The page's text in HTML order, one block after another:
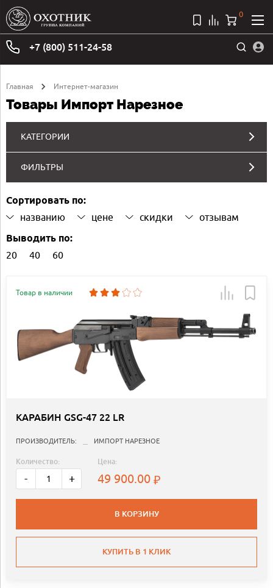
+7 (800) 511-24-58
0
Главная Интернет-магазин
Товары Импорт Нарезное
КАТЕГОРИИ
ФИЛЬТРЫ
Сортировать по:
названию цене скидки отзывам
Выводить по:
20 40 60
Товар в наличии
КАРАБИН GSG-47 22 LR
ПРОИЗВОДИТЕЛЬ: ИМПОРТ НАРЕЗНОЕ
Количество:
- +
Цена:
49 900.00
В КОРЗИНУ
КУПИТЬ В 1 КЛИК